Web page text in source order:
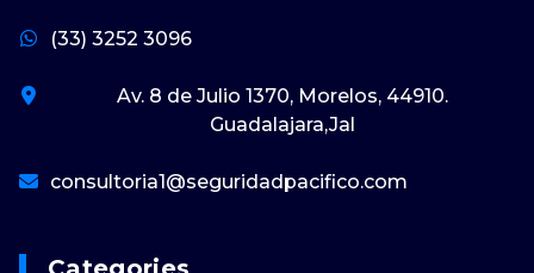
(33) 3252 3096
Av. 8 de Julio 1370, Morelos, 44910.
Guadalajara,Jal
consultoria1@seguridadpacifico.com